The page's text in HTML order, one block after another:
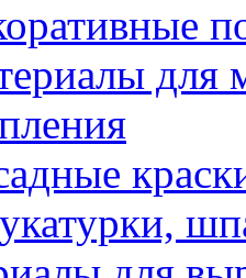
для